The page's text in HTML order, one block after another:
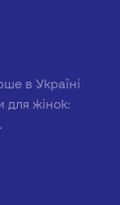
в Україні
для жінок: